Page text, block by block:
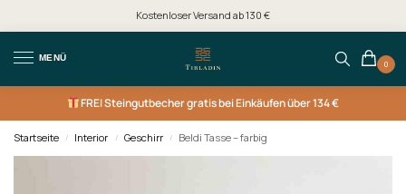
Kostenloser Versand ab 130 €
MENÜ
0
FREISteingutbecher gratis bei Einkäufen über 134 €
Startseite / Interior / Geschirr / Beldi Tasse – farbig